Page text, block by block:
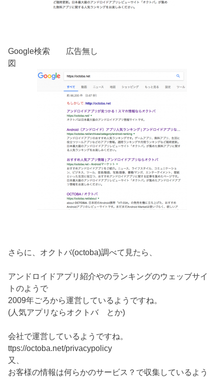
Google検索 広告無し
図
さらに、オクトバ(octoba)調べて見たら、
アンドロイドアプリ紹介やのランキングのウェッブサイ
トのようで
2009年ごろから運営しているようですね。
(人気アプリならオクトバ とか)
会社で運営しているようですね。
ttps://octoba.net/privacypolicy
又、
お客様の情報は何らかのサービス？で収集しているよう